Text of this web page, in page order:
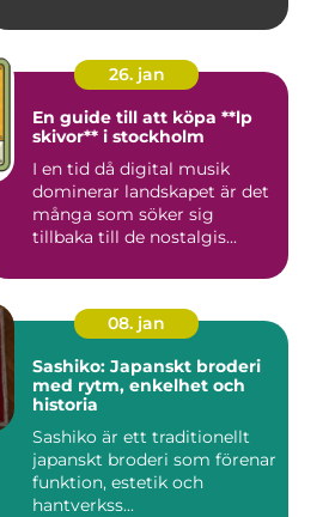
26. jan
En guide till att köpa **lp
skivor** i stockholm
I en tid då digital musik
dominerar landskapet är det
många som söker sig
tillbaka till de nostalgis...
08. jan
Sashiko: Japanskt broderi
med rytm, enkelhet och
historia
Sashiko är ett traditionellt
japanskt broderi som förenar
funktion, estetik och
hantverkss...